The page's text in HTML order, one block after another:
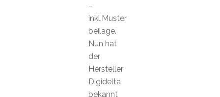
–
inkl.Muster
beilage.
Nun hat
der
Hersteller
Digidelta
bekannt